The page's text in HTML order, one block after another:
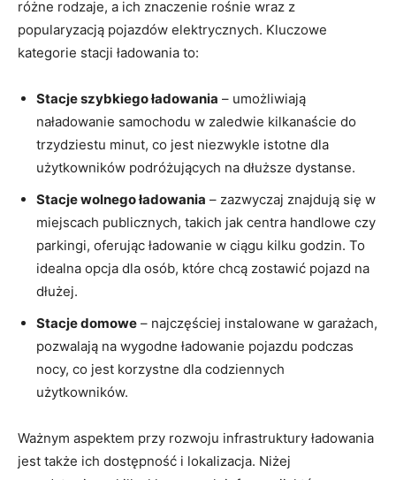
różne rodzaje, a ich znaczenie rośnie⁣ wraz z
⁣popularyzacją pojazdów elektrycznych. Kluczowe⁤
kategorie stacji ładowania​ to:
Stacje ⁤szybkiego ładowania – umożliwiają
naładowanie samochodu ⁣w‌ zaledwie kilkanaście ‌do
trzydziestu minut, co jest ‍niezwykle⁤ istotne dla
użytkowników ‍podróżujących na dłuższe dystanse.
Stacje wolnego ładowania – zazwyczaj znajdują się w
miejscach‍ publicznych, ⁤takich jak centra handlowe czy
parkingi,⁣ oferując ładowanie ‌w‌ ciągu ‌kilku ​godzin. ⁤To
idealna opcja dla ⁤osób, które​ chcą zostawić pojazd na
dłużej.
Stacje domowe – najczęściej ⁤instalowane w garażach,
pozwalają na‍ wygodne ładowanie⁤ pojazdu podczas
nocy, co jest korzystne dla codziennych
użytkowników.
Ważnym aspektem przy rozwoju infrastruktury ładowania
jest także ich‌ dostępność i lokalizacja. Niżej